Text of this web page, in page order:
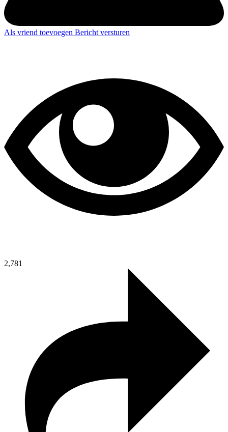
Als vriend toevoegen Bericht versturen
2,781